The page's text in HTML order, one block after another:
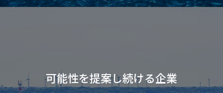
可能性を提案し続ける企業